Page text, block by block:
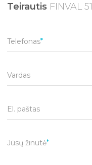
Teirautis FINVAL
Telefonas
Vardas
El. paštas
Jūsų žinutė